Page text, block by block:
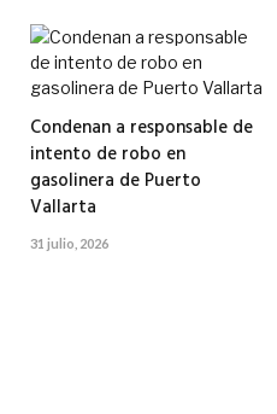
Condenan a responsable de
intento de robo en
gasolinera de Puerto
Vallarta
31 julio, 2026